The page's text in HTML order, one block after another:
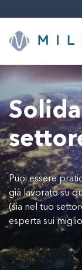
Skip
content
Puoi essere
già lavorato su
(sia nel tuo
esperta sui